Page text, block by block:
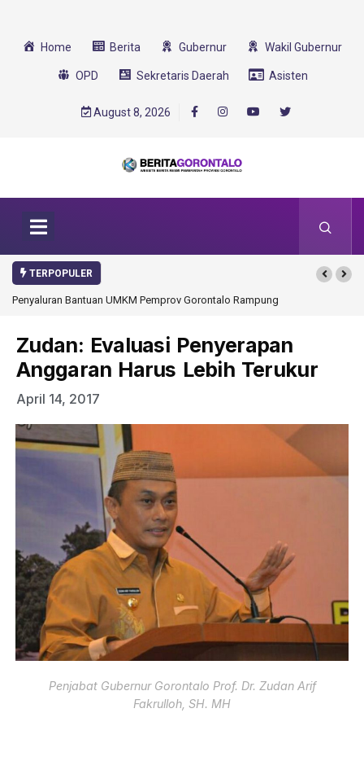
Home Berita Gubernur Wakil Gubernur
OPD Sekretaris Daerah Asisten
August 8, 2026
TERPOPULER
Penyaluran Bantuan UMKM Pemprov Gorontalo RampungGorontalo Ikut
Zudan: Evaluasi Penyerapan
Anggaran Harus Lebih Terukur
April 14, 2017
Penjabat Gubernur Gorontalo Prof. Dr. Zudan Arif
Fakrulloh, SH. MH